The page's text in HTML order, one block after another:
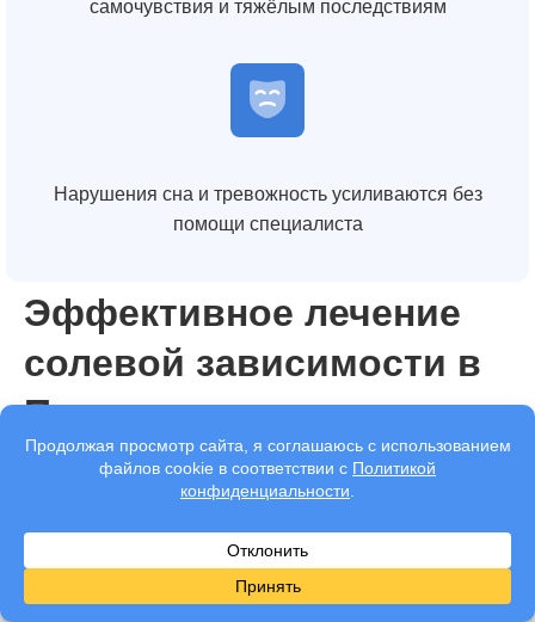
самочувствия и тяжёлым последствиям
Нарушения сна и тревожность усиливаются без
помощи специалиста
Эффективное лечение
солевой зависимости в
Пушкине